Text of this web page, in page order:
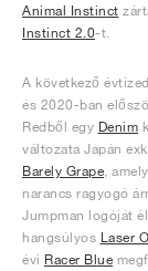
Animal Instinct
Instinct 2.0-t.
A következő
és 2020-ban
Redből egy Denim
változata Japán
Barely Grape ,
narancs ragyogó
Jumpman logóját
hangsúlyos Laser
évi Racer Blue